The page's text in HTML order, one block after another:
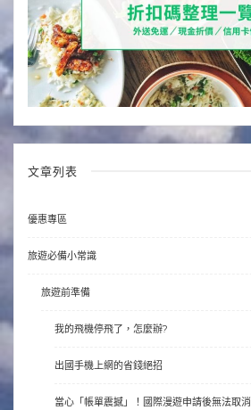
文章列表
優惠專區
旅遊必備小常識
旅遊前準備
我的飛機停飛了，怎麼辦?
出國手機上網的省錢絕招
當心「帳單震撼」！國際漫遊申請後無法取消